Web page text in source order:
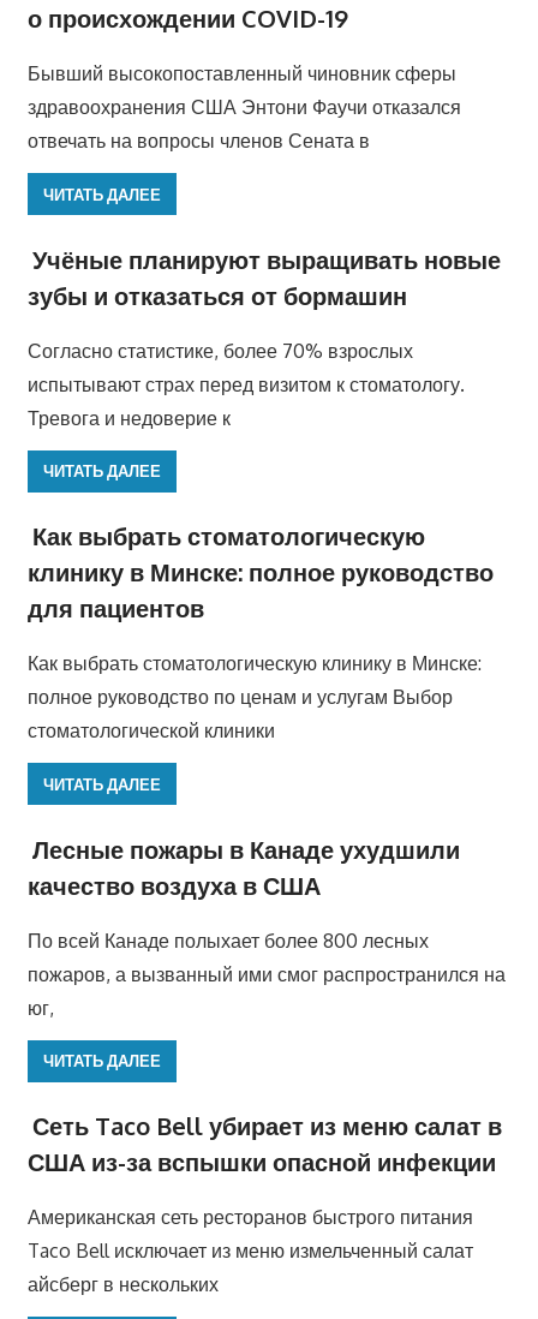
о происхождении COVID-19
Бывший высокопоставленный чиновник сферы
здравоохранения США Энтони Фаучи отказался
отвечать на вопросы членов Сената в
ЧИТАТЬ ДАЛЕЕ
Учёные планируют выращивать новые
зубы и отказаться от бормашин
Согласно статистике, более 70% взрослых
испытывают страх перед визитом к стоматологу.
Тревога и недоверие к
ЧИТАТЬ ДАЛЕЕ
Как выбрать стоматологическую
клинику в Минске: полное руководство
для пациентов
Как выбрать стоматологическую клинику в Минске:
полное руководство по ценам и услугам Выбор
стоматологической клиники
ЧИТАТЬ ДАЛЕЕ
Лесные пожары в Канаде ухудшили
качество воздуха в США
По всей Канаде полыхает более 800 лесных
пожаров, а вызванный ими смог распространился на
юг,
ЧИТАТЬ ДАЛЕЕ
Сеть Taco Bell убирает из меню салат в
США из-за вспышки опасной инфекции
Американская сеть ресторанов быстрого питания
Taco Bell исключает из меню измельченный салат
айсберг в нескольких